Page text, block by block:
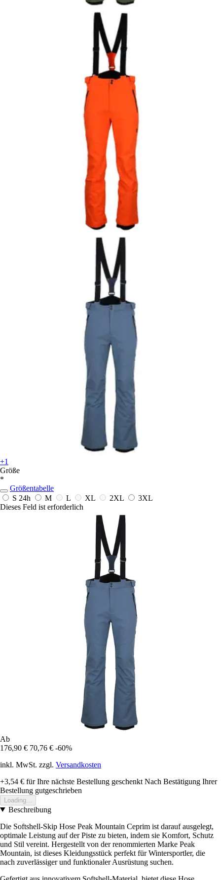
+1
Größe
*
Größentabelle
S 24h M L XL 2XL
3XL
Dieses Feld ist erforderlich
Ab
176,90 € 70,76 € -60%
inkl. MwSt. zzgl. Versandkosten
+3,54 € für Ihre nächste Bestellung geschenkt Nach Bestätigung Ihrer
Bestellung gutgeschrieben
Loading...
Beschreibung
Die Softshell-Skip Hose Peak Mountain Ceprim ist darauf ausgelegt,
optimale Leistung auf der Piste zu bieten, indem sie Komfort, Schutz
und Stil vereint. Hergestellt von der renommierten Marke Peak
Mountain, ist dieses Kleidungsstück perfekt für Wintersportler, die
nach zuverlässiger und funktionaler Ausrüstung suchen.